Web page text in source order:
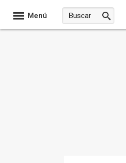
Menú